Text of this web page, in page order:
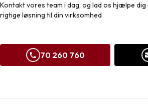
Kontakt vores team i dag, og lad os hjælpe dig
rigtige løsning til din virksomhed
70 260 760